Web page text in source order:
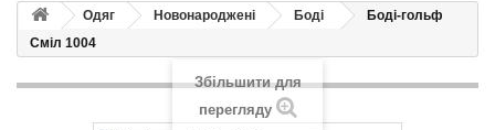
Одяг Новонароджені Боді
Боді-гольф
Сміл 1004
Збільшити для
перегляду